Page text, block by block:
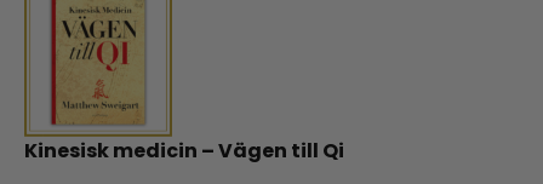
Kinesisk medicin – Vägen till Qi